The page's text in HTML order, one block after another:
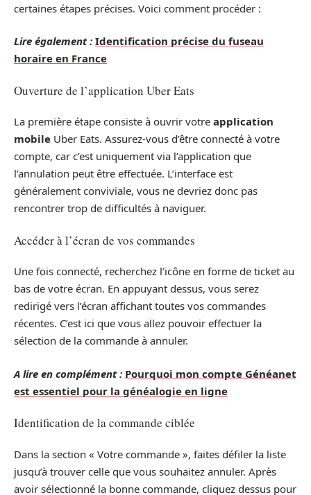
certaines étapes précises. Voici comment procéder :
Lire également : Identification précise du fuseau
horaire en France
Ouverture de l’application Uber Eats
La première étape consiste à ouvrir votre application
mobile Uber Eats. Assurez-vous d’être connecté à votre
compte, car c’est uniquement via l’application que
l’annulation peut être effectuée. L’interface est
généralement conviviale, vous ne devriez donc pas
rencontrer trop de difficultés à naviguer.
Accéder à l’écran de vos commandes
Une fois connecté, recherchez l’icône en forme de ticket au
bas de votre écran. En appuyant dessus, vous serez
redirigé vers l’écran affichant toutes vos commandes
récentes. C’est ici que vous allez pouvoir effectuer la
sélection de la commande à annuler.
A lire en complément : Pourquoi mon compte Généanet
est essentiel pour la généalogie en ligne
Identification de la commande ciblée
Dans la section « Votre commande », faites défiler la liste
jusqu’à trouver celle que vous souhaitez annuler. Après
avoir sélectionné la bonne commande, cliquez dessus pour